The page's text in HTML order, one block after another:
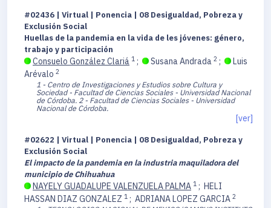
#02436 | Virtual | Ponencia | 08 Desigualdad, Pobreza y
Exclusión Social
Huellas de la pandemia en la vida de les jóvenes: género,
trabajo y participación
Consuelo González Clariá 1 ; Susana Andrada 2 ;
Luis
Arévalo 2
1 - Centro de Investigaciones y Estudios sobre Cultura y
Sociedad - Facultad de Ciencias Sociales - Universidad Nacional
de Córdoba. 2 - Facultad de Ciencias Sociales - Universidad
Nacional de Córdoba.
[ver]
#02622 | Virtual | Ponencia | 08 Desigualdad, Pobreza y
Exclusión Social
El impacto de la pandemia en la industria maquiladora del
municipio de Chihuahua
NAYELY GUADALUPE VALENZUELA PALMA 1 ; HELI
HASSAN DIAZ GONZALEZ 1 ; ADRIANA LOPEZ GARCIA 2